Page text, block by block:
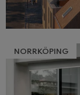
NORRKÖPING